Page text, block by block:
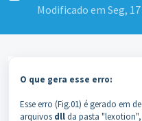
Modificado em Seg,
O que gera esse erro:
Esse erro (Fig.01) é gerado em
arquivos dllda pasta